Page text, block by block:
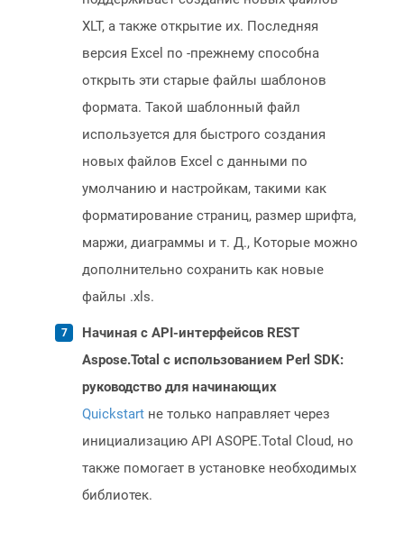
XLT, а также открытие их. Последняя
версия Excel по -прежнему способна
открыть эти старые файлы шаблонов
формата. Такой шаблонный файл
используется для быстрого создания
новых файлов Excel с данными по
умолчанию и настройкам, такими как
форматирование страниц, размер шрифта,
маржи, диаграммы и т. Д., Которые можно
дополнительно сохранить как новые
файлы .xls.
Начиная с API-интерфейсов REST
Aspose.Total с использованием Perl SDK:
руководство для начинающих
Quickstart не только направляет через
инициализацию API ASOPE.Total Cloud, но
также помогает в установке необходимых
библиотек.